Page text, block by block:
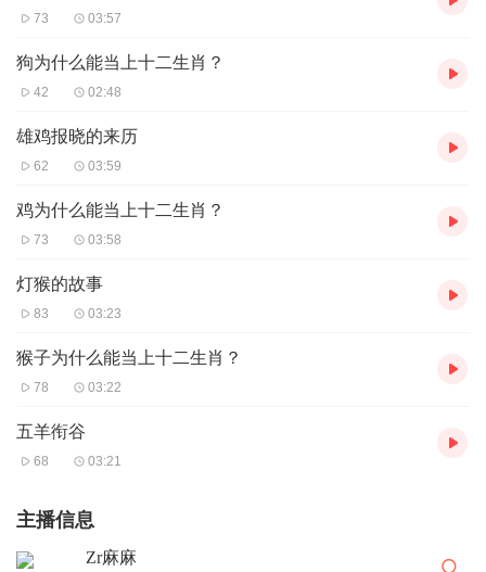
且猪的前额很厚，挡佳了视线，猪也就懒得抬头看天了。
73 03:57
狗为什么能当上十二生肖？
42 02:48
雄鸡报晓的来历
62 03:59
鸡为什么能当上十二生肖？
73 03:58
灯猴的故事
83 03:23
猴子为什么能当上十二生肖？
78 03:22
五羊衔谷
68 03:21
主播信息
Zr麻麻